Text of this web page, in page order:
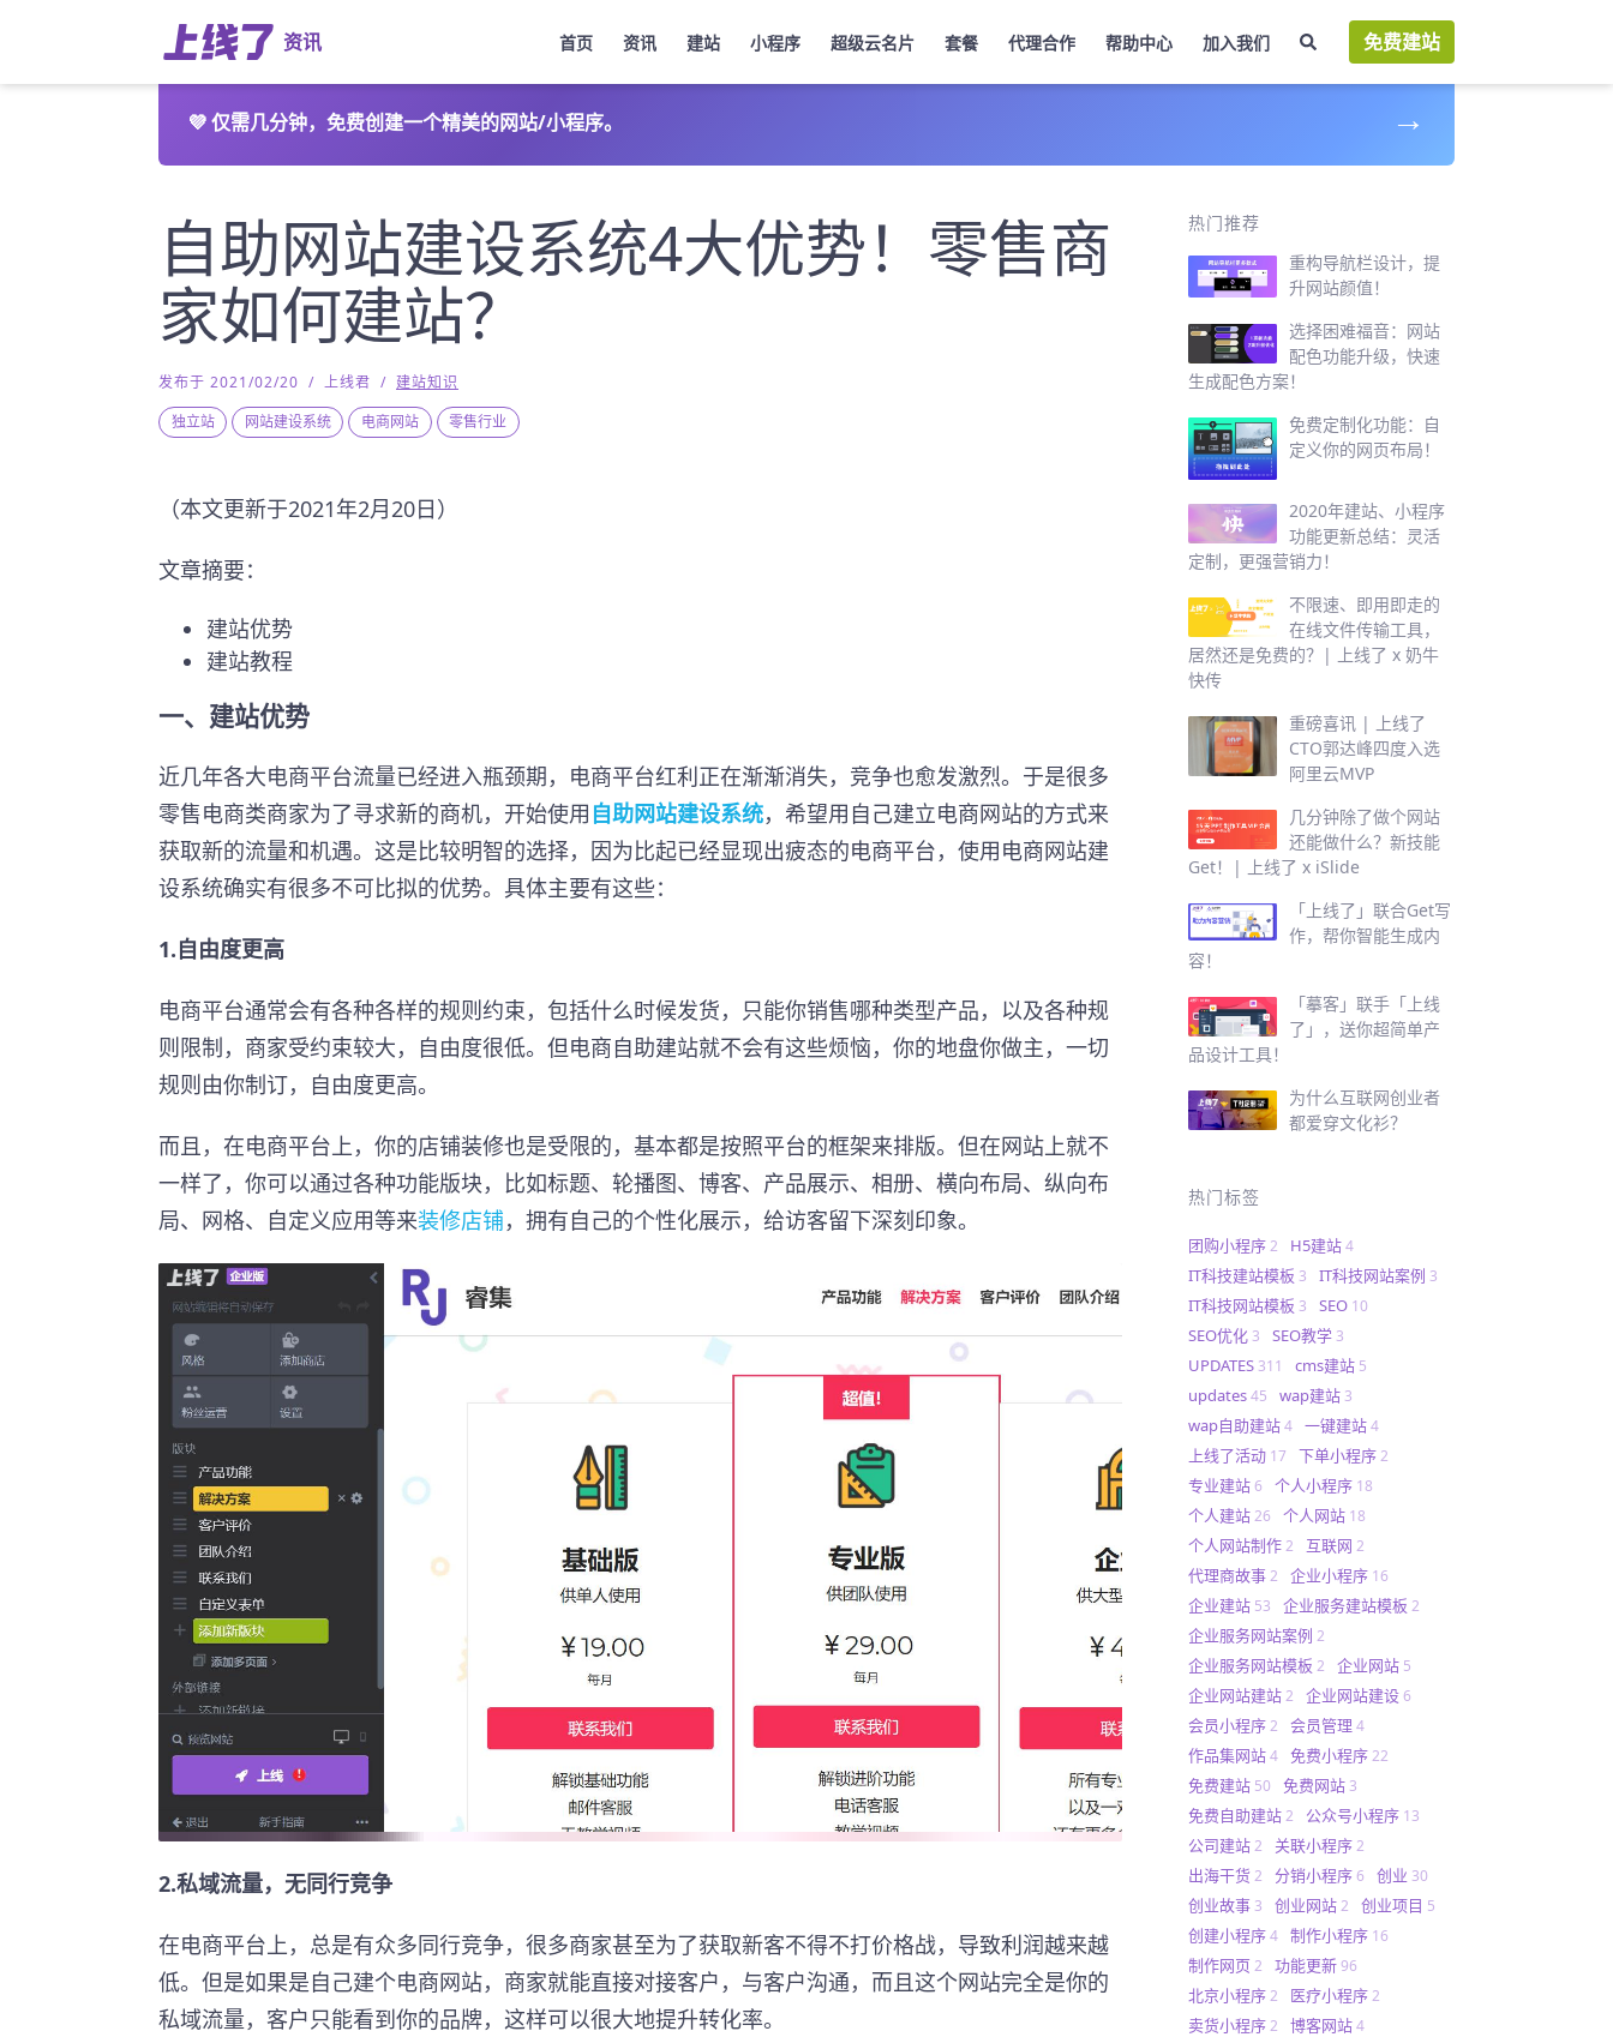
资讯 首页 资讯 建站 小程序 超级云名片 套餐 代理合作 帮助中心 加入我们 免费建站
💜仅需几分钟，免费创建一个精美的网站/小程序。 →
自助网站建设系统4大优势！零售商
家如何建站？
发布于 2021/02/20 / 上线君 / 建站知识
独立站
网站建设系统 电商网站 零售行业
（本文更新于2021年2月20日）
文章摘要：
建站优势
建站教程
一、建站优势
近几年各大电商平台流量已经进入瓶颈期，电商平台红利正在渐渐消失，竞争也愈发激烈。于是很多
零售电商类商家为了寻求新的商机，开始使用 自助网站建设系统，希望用自己建立电商网站的方式来
获取新的流量和机遇。这是比较明智的选择，因为比起已经显现出疲态的电商平台，使用电商网站建
设系统确实有很多不可比拟的优势。具体主要有这些：
1.自由度更高
电商平台通常会有各种各样的规则约束，包括什么时候发货，只能你销售哪种类型产品，以及各种规
则限制，商家受约束较大，自由度很低。但电商自助建站就不会有这些烦恼，你的地盘你做主，一切
规则由你制订，自由度更高。
而且，在电商平台上，你的店铺装修也是受限的，基本都是按照平台的框架来排版。但在网站上就不
一样了，你可以通过各种功能版块，比如标题、轮播图、博客、产品展示、相册、横向布局、纵向布
局、网格、自定义应用等来装修店铺，拥有自己的个性化展示，给访客留下深刻印象。
2.私域流量，无同行竞争
在电商平台上，总是有众多同行竞争，很多商家甚至为了获取新客不得不打价格战，导致利润越来越
低。但是如果是自己建个电商网站，商家就能直接对接客户，与客户沟通，而且这个网站完全是你的
私域流量，客户只能看到你的品牌，这样可以很大地提升转化率。
热门推荐
重构导航栏设计，提
升网站颜值！
选择困难福音：网站
配色功能升级，快速
生成配色方案！
免费定制化功能：自
定义你的网页布局！
2020年建站、小程序
功能更新总结：灵活
定制，更强营销力！
不限速、即用即走的
在线文件传输工具，
居然还是免费的？| 上线了 x 奶牛
快传
重磅喜讯 | 上线了
CTO郭达峰四度入选
阿里云MVP
几分钟除了做个网站
还能做什么？新技能
Get！| 上线了 x iSlide
「上线了」联合Get写
作，帮你智能生成内
容！
「摹客」联手「上线
了」，送你超简单产
品设计工具！
为什么互联网创业者
都爱穿文化衫？
热门标签
团购小程序 2 H5建站 4
IT科技建站模板 3 IT科技网站案例 3
IT科技网站模板 3 SEO 10
SEO优化 3 SEO教学 3
UPDATES 311 cms建站 5
updates 45 wap建站 3
wap自助建站 4 一键建站 4
上线了活动 17 下单小程序 2
专业建站 6 个人小程序 18
个人建站 26 个人网站 18
个人网站制作 2 互联网 2
代理商故事 2 企业小程序 16
企业建站 53 企业服务建站模板 2
企业服务网站案例 2
企业服务网站模板 2 企业网站 5
企业网站建站 2 企业网站建设 6
会员小程序 2 会员管理 4
作品集网站 4 免费小程序 22
免费建站 50 免费网站 3
免费自助建站 2 公众号小程序 13
公司建站 2 关联小程序 2
出海干货 2 分销小程序 6 创业 30
创业故事 3 创业网站 2 创业项目 5
创建小程序 4 制作小程序 16
制作网页 2 功能更新 96
北京小程序 2 医疗小程序 2
卖货小程序 2 博客网站 4